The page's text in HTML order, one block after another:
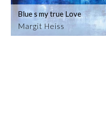
Margit Heiss
Blue s my true Love